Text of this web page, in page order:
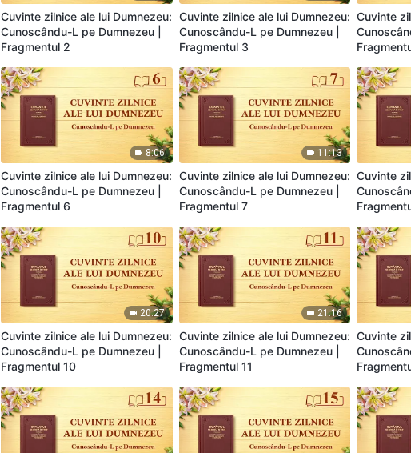
Cuvinte zilnice ale lui Dumnezeu:
Cunoscându-L pe Dumnezeu |
Fragmentul 2
Cuvinte zilnice ale lui Dumnezeu:
Cunoscându-L pe Dumnezeu |
Fragmentul 3
Cuvinte
8:06
Cuvinte zilnice ale lui Dumnezeu:
Cunoscându-L pe Dumnezeu |
Fragmentul 6
11:13
Cuvinte zilnice ale lui Dumnezeu:
Cunoscându-L pe Dumnezeu |
Fragmentul 7
Cuvinte
20:27
Cuvinte zilnice ale lui Dumnezeu:
Cunoscându-L pe Dumnezeu |
Fragmentul 10
21:16
Cuvinte zilnice ale lui Dumnezeu:
Cunoscându-L pe Dumnezeu |
Fragmentul 11
Cuvinte